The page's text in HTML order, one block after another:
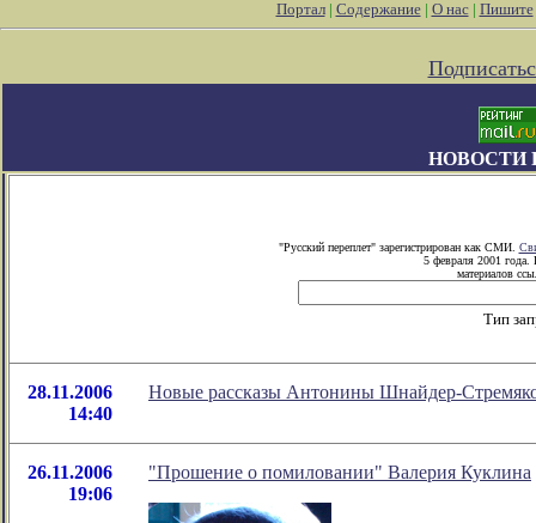
Портал| Содержание| О нас| Пишите
НОВОСТИ
"Русский переплет" зарегистрирован как СМИ.
5 февраля 2001 года.
материалов
Тип
28.11.2006
14:40
Новые рассказы Антонины Шнайдер-
26.11.2006
19:06
"Прошение о помиловании" Валерия Куклина